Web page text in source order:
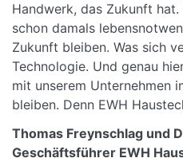
Handwerk, das Zukunft hat.
schon damals
Zukunft bleiben. Was sich
Technologie. Und genau
mit unserem Unternehmen
bleiben. Denn EWH
Thomas Freynschlag und
Geschäftsführer EWH